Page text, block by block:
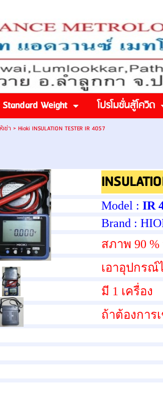
Standard Weight โปรโมชั่นสู้โควิด
ช่า > Hioki INSULATION TESTER IR 4057
Model : IR
Brand :
สภาพ 90
เอาอุปกรณ์
มี 1 เครื่อง
ถ้าต้องการ